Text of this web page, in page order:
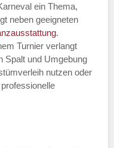
ein Thema,
neben geeigneten
.
Turnier verlangt
Spalt und Umgebung
nutzen oder